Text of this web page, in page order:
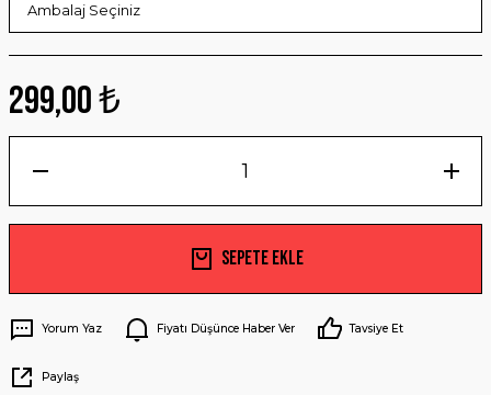
299,00 ₺
Sepete Ekle
Yorum Yaz Fiyatı Düşünce Haber Ver Tavsiye Et
Paylaş